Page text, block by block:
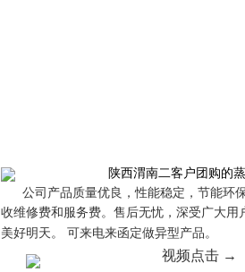
陕西渭南二客户团购的
公司产品质量优良，性能稳定，节能环
收维修费和服务费。售后无忧，深受广大
美好明天。
可来电来函定做异型产品。
视频点击 →